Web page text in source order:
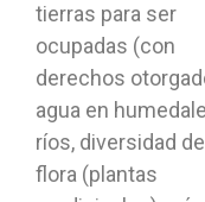
tierras para ser
ocupadas (con
derechos
agua en
ríos, diversidad de
flora (plantas